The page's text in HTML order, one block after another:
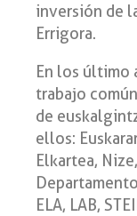
inversión de
Errigora.
En los último
trabajo
de
ellos:
Elkartea,
ELA, LAB,